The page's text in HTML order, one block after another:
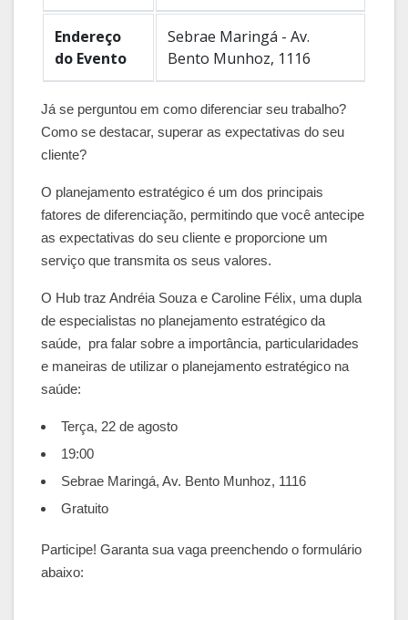
Endereço
do Evento
Sebrae Maringá - Av.
Bento Munhoz, 1116
Já se perguntou em como diferenciar seu trabalho?
Como se destacar, superar as expectativas do seu
cliente?
O planejamento estratégico é um dos principais
fatores de diferenciação, permitindo que você antecipe
as expectativas do seu cliente e proporcione um
serviço que transmita os seus valores.
O Hub traz Andréia Souza e Caroline Félix, uma dupla
de especialistas no planejamento estratégico da
saúde, pra falar sobre a importância, particularidades
e maneiras de utilizar o planejamento estratégico na
saúde:
Terça, 22 de agosto
19:00
Sebrae Maringá, Av. Bento Munhoz, 1116
Gratuito
Participe! Garanta sua vaga preenchendo o formulário
abaixo: